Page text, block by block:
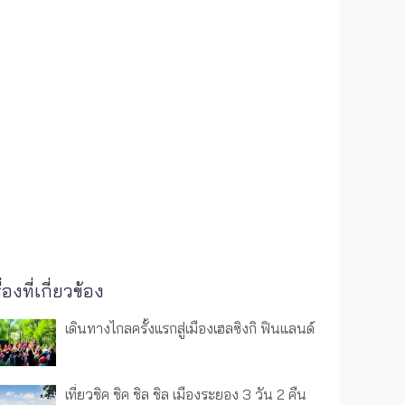
องที่เกี่ยวข้อง
เดินทางไกลครั้งแรกสู่เมืองเฮลซิงกิ ฟินแลนด์
เที่ยวชิค ชิค ชิล ชิล เมืองระยอง 3 วัน 2 คืน